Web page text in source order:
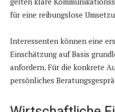
für eine reibungslose
Interessenten können eine
Einschätzung auf Basis
anfordern. Für die konkrete
persönliches